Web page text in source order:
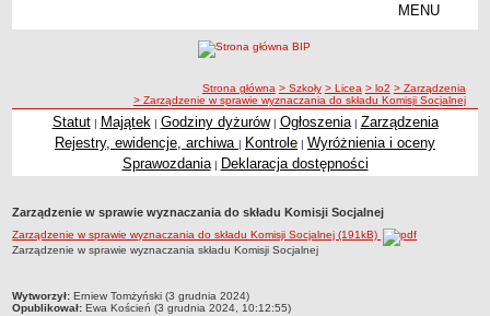
MENU
Zespoły Szkół
Techniczne Zakłady Naukowe
ARCHIWUM SZKÓŁ I PLACÓWEK
Zlikwidowane gimnazja
Wielofunkcyjna Placówka
ścieżka nawigacji
Strona główna > Szkoły > Licea > lo2 > Zarządzenia
> Zarządzenie w sprawie wyznaczania do składu Komisji Socjalnej
Statut| Majątek | Godziny dyżurów| Ogłoszenia| Zarządzenia
Rejestry, ewidencje, archiwa | Kontrole | Wyróżnienia i oceny
Sprawozdania| Deklaracja dostępności
Zarządzenie w sprawie wyznaczania do składu Komisji Socjalnej
Zarządzenie w sprawie wyznaczania do składu Komisji Socjalnej (191kB)
Zarządzenie w sprawie wyznaczania składu Komisji Socjalnej
metryczka
Wytworzył: Erniew Tomżyński (3 grudnia 2024)
Opublikował: Ewa Koścień (3 grudnia 2024, 10:12:55)